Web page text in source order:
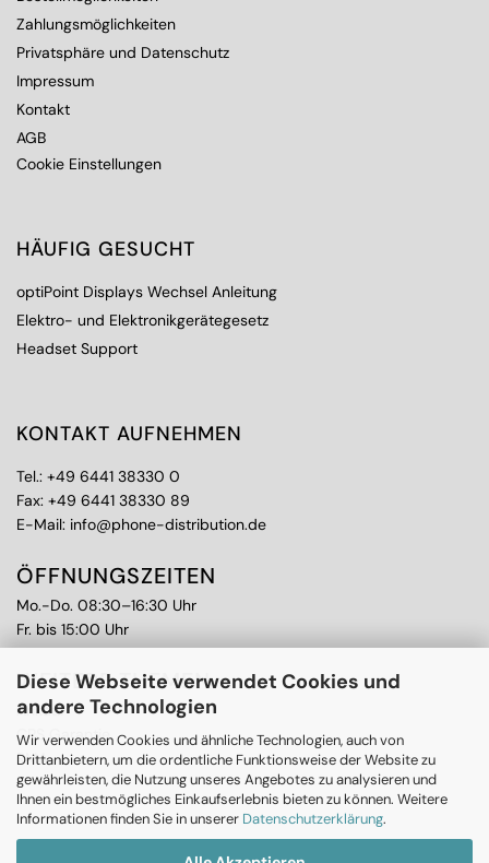
Diese Webseite verwendet Cookies und
andere Technologien
Wir verwenden Cookies und ähnliche Technologien, auch von
Drittanbietern, um die ordentliche Funktionsweise der Website zu
gewährleisten, die Nutzung unseres Angebotes zu analysieren und
Ihnen ein bestmögliches Einkaufserlebnis bieten zu können. Weitere
Informationen finden Sie in unserer Datenschutzerklärung.
Zahlungsmöglichkeiten
Privatsphäre und Datenschutz
Impressum
Kontakt
AGB
Cookie Einstellungen
HÄUFIG GESUCHT
optiPoint Displays Wechsel Anleitung
Elektro- und Elektronikgerätegesetz
Headset Support
KONTAKT AUFNEHMEN
Tel.: +49 6441 38330 0
Fax: +49 6441 38330 89
E-Mail: info@phone-distribution.de
ÖFFNUNGSZEITEN
Mo.-Do. 08:30–16:30 Uhr
Fr. bis 15:00 Uhr
WEITERE THEMEN
Ankauf
CPS Garantie
RMA